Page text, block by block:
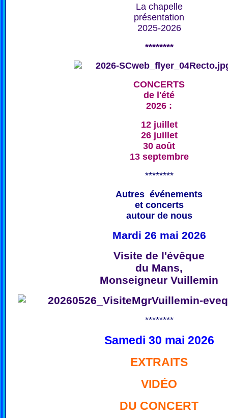
La chapelle
présentation
2025-2026
********
CONCERTS
de l'été
2026 :
12 juillet
26 juillet
30 août
13 septembre
********
Autres événements
et concerts
autour de nous
Mardi 26 mai 2026
Visite de l'évêque
du Mans,
Monseigneur Vuillemin
********
Samedi 30 mai 2026
EXTRAITS
VIDÉO
DU CONCERT